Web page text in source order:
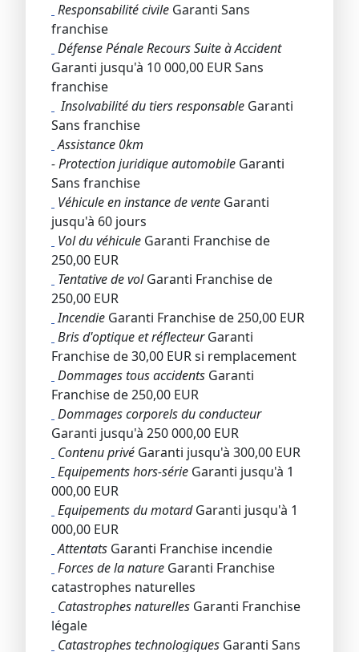
Responsabilité civile Garanti Sans
franchise
Défense Pénale Recours Suite à Accident
Garanti jusqu'à 10 000,00 EUR Sans
franchise
Insolvabilité du tiers responsable Garanti
Sans franchise
Assistance 0km
- Protection juridique automobile Garanti
Sans franchise
Véhicule en instance de vente Garanti
jusqu'à 60 jours
Vol du véhicule Garanti Franchise de
250,00 EUR
Tentative de volGaranti Franchise de
250,00 EUR
Incendie Garanti Franchise de 250,00 EUR
Bris d'optique et réflecteurGaranti
Franchise de 30,00 EUR si remplacement
Dommages tous accidents Garanti
Franchise de 250,00 EUR
Dommages corporels du conducteur
Garanti jusqu'à 250 000,00 EUR
Contenu privé Garanti jusqu'à 300,00 EUR
Equipements hors-série Garanti jusqu'à 1
000,00 EUR
Equipements du motardGaranti jusqu'à 1
000,00 EUR
Attentats Garanti Franchise incendie
Forces de la nature Garanti Franchise
catastrophes naturelles
Catastrophes naturelles Garanti Franchise
légale
Catastrophes technologiques Garanti Sans